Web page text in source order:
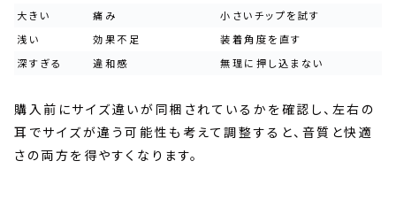
大きい
痛み
小さいチップを試す
浅い
効果不足
装着角度を直す
深すぎる
違和感 無理に押し込まない
購入前にサイズ違いが同梱されているかを確認し、左右の
耳でサイズが違う可能性も考えて調整すると、音質と快適
さの両方を得やすくなります。